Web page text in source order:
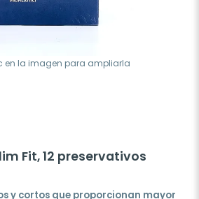
en la imagen para ampliarla
Fit, 12 preservativos
y cortos que proporcionan mayor